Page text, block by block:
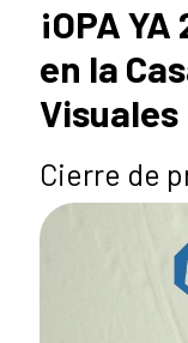
¡OPA
en la
Visuales
Cierre de